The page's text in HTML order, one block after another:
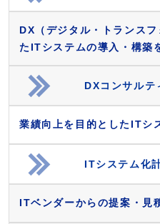
DX（デジタル・トランス
たITシステムの導入・構築
DXコンサルテ
業績向上を目的としたITシ
ITシステム化
ITベンダーからの提案・見